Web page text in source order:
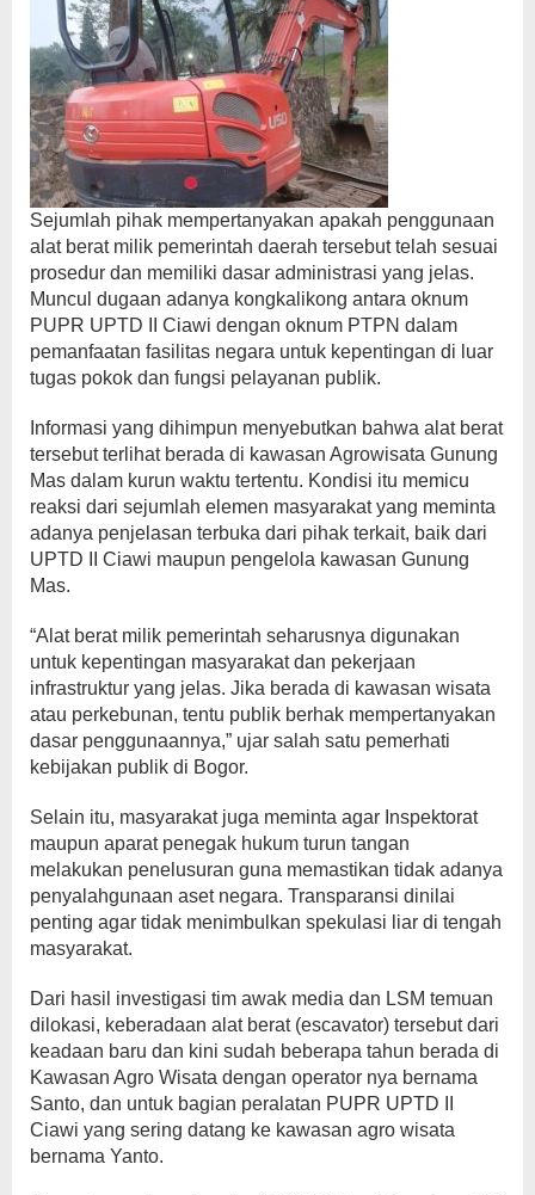
Sejumlah pihak mempertanyakan apakah penggunaan
alat berat milik pemerintah daerah tersebut telah sesuai
prosedur dan memiliki dasar administrasi yang jelas.
Muncul dugaan adanya kongkalikong antara oknum
PUPR UPTD II Ciawi dengan oknum PTPN dalam
pemanfaatan fasilitas negara untuk kepentingan di luar
tugas pokok dan fungsi pelayanan publik.
Informasi yang dihimpun menyebutkan bahwa alat berat
tersebut terlihat berada di kawasan Agrowisata Gunung
Mas dalam kurun waktu tertentu. Kondisi itu memicu
reaksi dari sejumlah elemen masyarakat yang meminta
adanya penjelasan terbuka dari pihak terkait, baik dari
UPTD II Ciawi maupun pengelola kawasan Gunung
Mas.
“Alat berat milik pemerintah seharusnya digunakan
untuk kepentingan masyarakat dan pekerjaan
infrastruktur yang jelas. Jika berada di kawasan wisata
atau perkebunan, tentu publik berhak mempertanyakan
dasar penggunaannya,” ujar salah satu pemerhati
kebijakan publik di Bogor.
Selain itu, masyarakat juga meminta agar Inspektorat
maupun aparat penegak hukum turun tangan
melakukan penelusuran guna memastikan tidak adanya
penyalahgunaan aset negara. Transparansi dinilai
penting agar tidak menimbulkan spekulasi liar di tengah
masyarakat.
Dari hasil investigasi tim awak media dan LSM temuan
dilokasi, keberadaan alat berat (escavator) tersebut dari
keadaan baru dan kini sudah beberapa tahun berada di
Kawasan Agro Wisata dengan operator nya bernama
Santo, dan untuk bagian peralatan PUPR UPTD II
Ciawi yang sering datang ke kawasan agro wisata
bernama Yanto.